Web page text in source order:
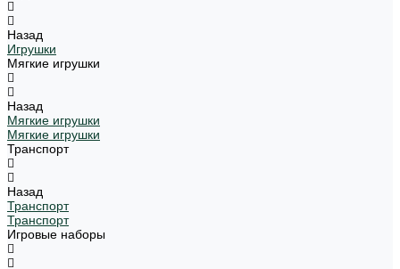
Назад
Игрушки
Мягкие игрушки
Назад
Мягкие игрушки
Мягкие игрушки
Транспорт
Назад
Транспорт
Транспорт
Игровые наборы